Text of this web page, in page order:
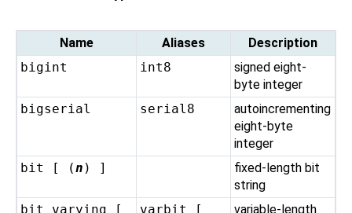
Name Aliases
Description
bigint
int8
signed eight-
byte integer
bigserial
serial8
autoincrementing
eight-byte
integer
bit [ (n ) ]
fixed-length bit
string
bit varying [
varbit [
variable-length